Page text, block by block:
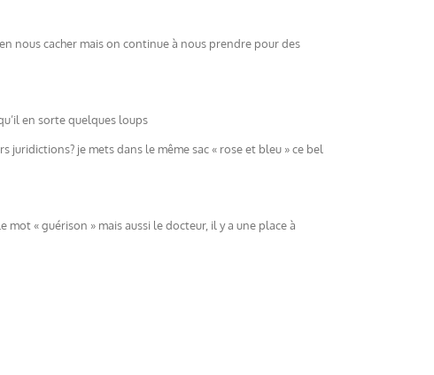
nous cacher mais on continue à nous prendre pour des
en sorte quelques loups
juridictions? je mets dans le même sac « rose et bleu » ce bel
« guérison » mais aussi le docteur, il y a une place à